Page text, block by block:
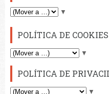
▼
POLÍTICA DE COOKIES
▼
POLÍTICA DE
▼